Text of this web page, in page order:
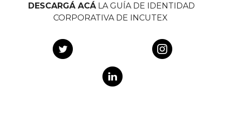
DESCARGÁ ACÁ LA GUÍA DE IDENTIDAD
CORPORATIVA DE INCUTEX